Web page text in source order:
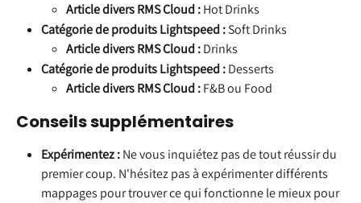
Article divers RMS Cloud : Hot Drinks
Catégorie de produits Lightspeed : Soft Drinks
Article divers RMS Cloud : Drinks
Catégorie de produits Lightspeed : Desserts
Article divers RMS Cloud : F&B ou Food
Conseils supplémentaires
Expérimentez : Ne vous inquiétez pas de tout réussir du
premier coup. N'hésitez pas à expérimenter différents
mappages pour trouver ce qui fonctionne le mieux pour